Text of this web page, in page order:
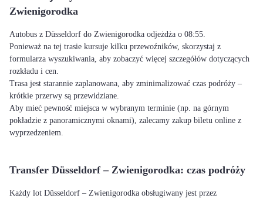
Zwienigorodka
Autobus z Düsseldorf do Zwienigorodka odjeżdża o 08:55.
Ponieważ na tej trasie kursuje kilku przewoźników, skorzystaj z
formularza wyszukiwania, aby zobaczyć więcej szczegółów dotyczących
rozkładu i cen.
Trasa jest starannie zaplanowana, aby zminimalizować czas podróży –
krótkie przerwy są przewidziane.
Aby mieć pewność miejsca w wybranym terminie (np. na górnym
pokładzie z panoramicznymi oknami), zalecamy zakup biletu online z
wyprzedzeniem.
Transfer Düsseldorf – Zwienigorodka: czas podróży
Każdy lot Düsseldorf – Zwienigorodka obsługiwany jest przez